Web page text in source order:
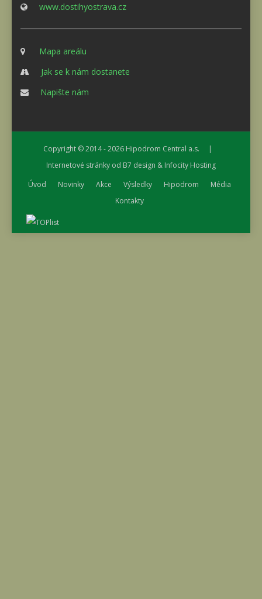
www.dostihyostrava.cz
Mapa areálu
Jak se k nám dostanete
Napište nám
Copyright © 2014 - 2026 Hipodrom Central a.s. |
Internetové stránky od B7 design & Infocity Hosting
Úvod
Novinky Akce Výsledky Hipodrom
Média
Kontakty